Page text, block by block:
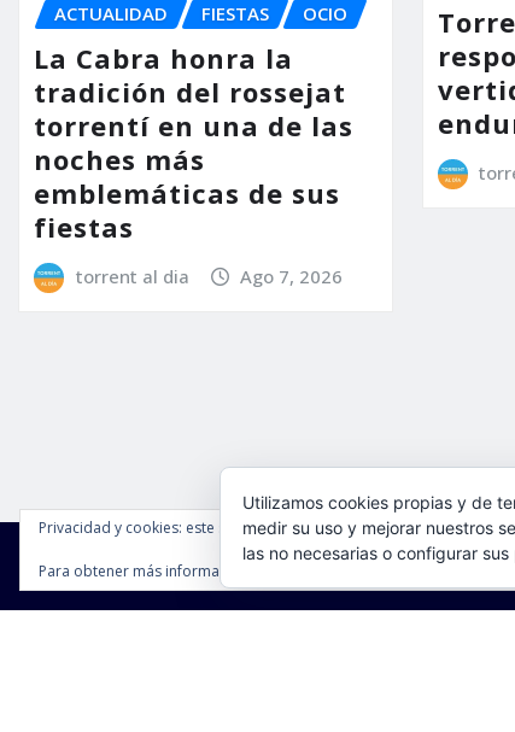
ACTUALIDAD FIESTAS OCIO
La Cabra honra la
tradición del rossejat
torrentí en una de las
noches más
emblemáticas de sus
fiestas
torrent al dia Ago 7, 2026
Utilizamos cookies propias y de
medir su uso y mejorar nuestros
las no necesarias o configurar
Privacidad y cookies: este sitio usa cookies. Si continúas navegando
Para obtener más información, incluido cómo gestionar las cookies,